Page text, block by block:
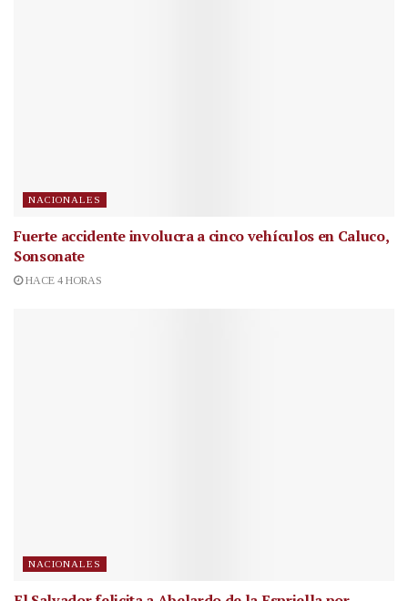
NACIONALES
Fuerte accidente involucra a cinco vehículos en Caluco,
Sonsonate
HACE 4 HORAS
NACIONALES